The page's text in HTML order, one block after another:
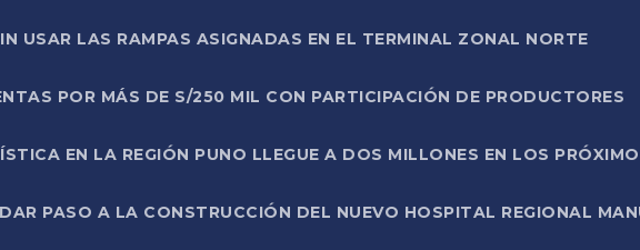
USAR LAS RAMPAS ASIGNADAS EN EL TERMINAL ZONAL NORTE
POR MÁS DE S/250 MIL CON PARTICIPACIÓN DE PRODUCTORES
EN LA REGIÓN PUNO LLEGUE A DOS MILLONES EN LOS
PASO A LA CONSTRUCCIÓN DEL NUEVO HOSPITAL REGIONAL